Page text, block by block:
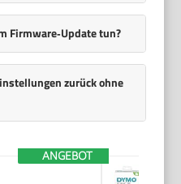
Firmware‑Update tun?
zurück ohne
ANGEBOT